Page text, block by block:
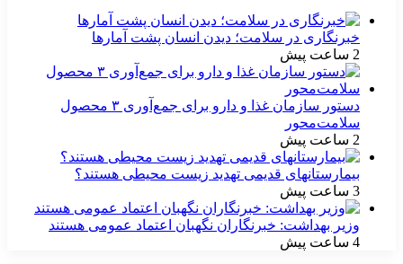
خبرنگاری در سلامت؛ دیدن انسان پشت آمارها
2 ساعت پیش
دستور سازمان غذا و دارو برای جمع‌آوری ۳ محصول
سلامت‌محور
2 ساعت پیش
بیمارستانهای قدیمی تهدید زیست محیطی هستند؟
3 ساعت پیش
وزیر بهداشت: خبرنگاران نگهبان اعتماد عمومی هستند
4 ساعت پیش